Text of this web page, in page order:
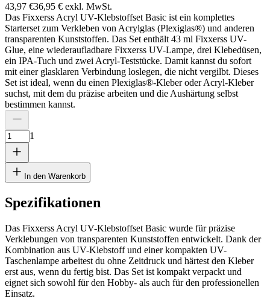
43,97 €36,95 € exkl. MwSt.
Das Fixxerss Acryl UV-Klebstoffset Basic ist ein komplettes
Starterset zum Verkleben von Acrylglas (Plexiglas®) und anderen
transparenten Kunststoffen. Das Set enthält 43 ml Fixxerss UV-
Glue, eine wiederaufladbare Fixxerss UV-Lampe, drei Klebedüsen,
ein IPA-Tuch und zwei Acryl-Teststücke. Damit kannst du sofort
mit einer glasklaren Verbindung loslegen, die nicht vergilbt. Dieses
Set ist ideal, wenn du einen Plexiglas®-Kleber oder Acryl-Kleber
suchst, mit dem du präzise arbeiten und die Aushärtung selbst
bestimmen kannst.
1
In den Warenkorb
Spezifikationen
Das Fixxerss Acryl UV-Klebstoffset Basic wurde für präzise
Verklebungen von transparenten Kunststoffen entwickelt. Dank der
Kombination aus UV-Klebstoff und einer kompakten UV-
Taschenlampe arbeitest du ohne Zeitdruck und härtest den Kleber
erst aus, wenn du fertig bist. Das Set ist kompakt verpackt und
eignet sich sowohl für den Hobby- als auch für den professionellen
Einsatz.